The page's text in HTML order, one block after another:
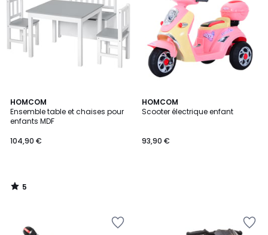
HOMCOM
Ensemble table et chaises pour
enfants MDF
104,90 €
5
/
5
5
/
HOMCOM
Scooter électrique enfant
93,90 €